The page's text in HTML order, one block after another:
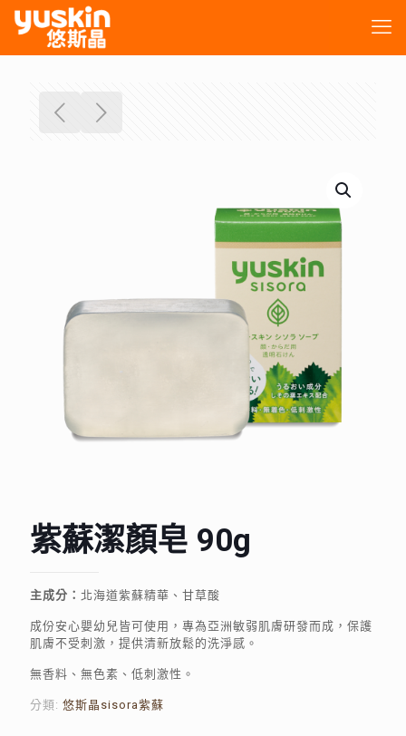
紫蘇潔顏皂 90g
主成分： 北海道紫蘇精華、甘草酸
成份安心嬰幼兒皆可使用，專為亞洲敏弱肌膚研發而成，保護
肌膚不受刺激，提供清新放鬆的洗淨感。
無香料、無色素、低刺激性。
分類: 悠斯晶sisora紫蘇